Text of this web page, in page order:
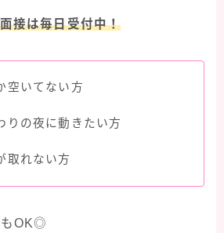
面接は毎日受付中！
空いてない方
りの夜に動きたい方
取れない方
もOK◎